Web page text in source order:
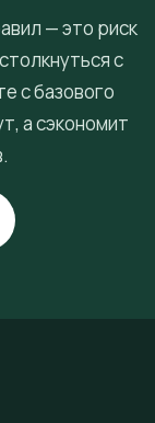
— это риск
с
с базового
а сэкономит